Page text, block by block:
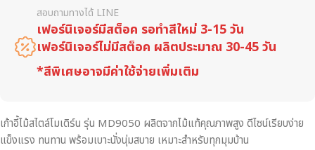
สอบถามทางได้ LINE
เฟอร์นิเจอร์มีสต็อค รอทำสีใหม่ 3-15 วัน
เฟอร์นิเจอร์ไม่มีสต็อค ผลิตประมาณ 30-45 วัน
*สีพิเศษอาจมีค่าใช้จ่ายเพิ่มเติม
เก้าอี้ไม้สไตล์โมเดิร์น รุ่น MD9050 ผลิตจากไม้แท้คุณภาพสูง ดีไซน์เรียบง่าย
แข็งแรง ทนทาน พร้อมเบาะนั่งนุ่มสบาย เหมาะสำหรับทุกมุมบ้าน